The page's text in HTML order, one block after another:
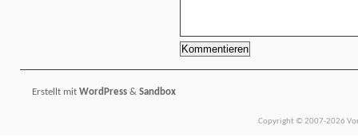
Erstellt mit WordPress & Sandbox
Copyright © 2007-2026